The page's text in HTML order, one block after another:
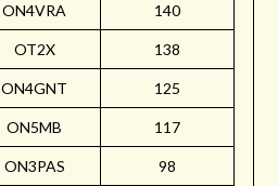
ON4VRA 140
OT2X 138
ON4GNT 125
ON5MB 117
ON3PAS 98